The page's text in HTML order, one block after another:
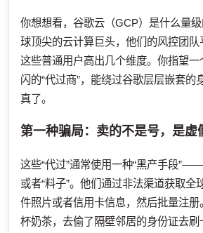
你想想看，谷歌云（GCP）是什么量
球顶尖的云计算巨头，他们的风控团队
这些普通用户高出几个维度。你指望一
闪的“代过商”，能绕过谷歌层层嵌套的
真了。
第一种骗局：卖的不是号，是虚
这些“代过”通常使用一种“黑产手段
或者“料子”。他们通过非法渠道获取全
件照片或者信用卡信息，然后批量注
杯奶茶，去偷了隔壁邻居的身份证去刷